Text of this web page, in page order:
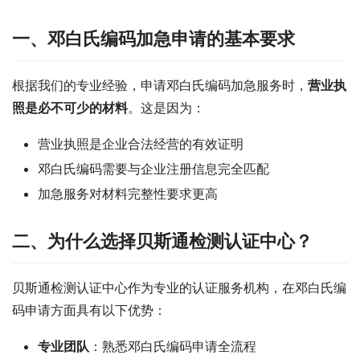
一、邓白氏编码加急申请的基本要求
根据我们的专业经验，申请邓白氏编码加急服务时， 营业执
照是必不可少的材料。这是因为：
营业执照是企业合法经营的有效证明
邓白氏编码需要与企业注册信息完全匹配
加急服务对材料完整性要求更高
二、为什么选择贝斯通检测认证中心？
贝斯通检测认证中心作为专业的认证服务机构，在邓白氏编
码申请方面具有以下优势：
专业团队 ：熟悉邓白氏编码申请全流程